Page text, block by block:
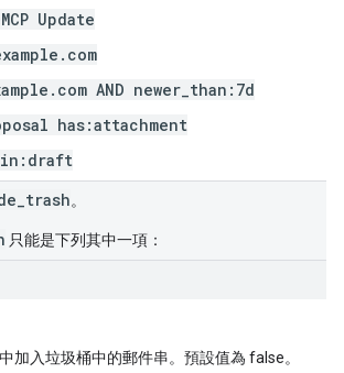
Update
AND newer_than:7d
has:attachment
。
只能是下列其中一項：
加入垃圾桶中的郵件串。預設值為 false。